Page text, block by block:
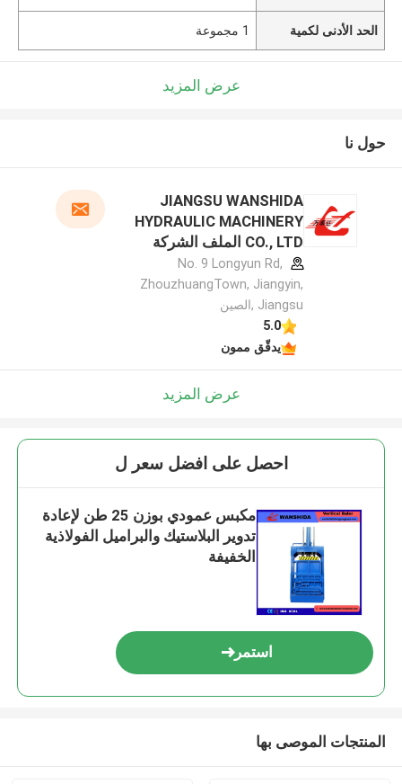
الحد الأدنى لكمية 1 مجموعة
عرض المزيد
حول نا
JIANGSU WANSHIDA
HYDRAULIC MACHINERY
CO., LTD الملف الشركة
المصنعة
No. 9 Longyun Rd,
ZhouzhuangTown, Jiangyin,
Jiangsu ,الصين
5.0
يدقّق ممون
عرض المزيد
احصل على افضل سعر ل
مكبس عمودي بوزن 25 طن لإعادة
تدوير البلاستيك والبراميل الفولاذية
الخفيفة
استمر
المنتجات الموصى بها